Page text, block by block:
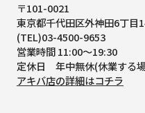
〒101-0021
東京都千代田区外神田6丁目
(TEL)03-4500-9653
営業時間 11:00～19:30
定休日 年中無休(休業する
アキバ店の詳細はコチラ